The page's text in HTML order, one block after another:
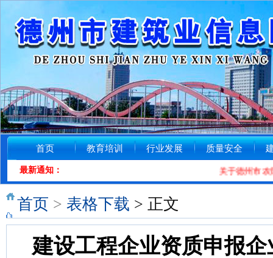
首页 教育培训 行业发展 质量安全
最新通知： 关于德州市农
首页 > 表格下载 > 正文
建设工程企业资质申报